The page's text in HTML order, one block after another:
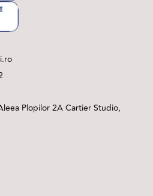
Plopilor 2A Cartier Studio,